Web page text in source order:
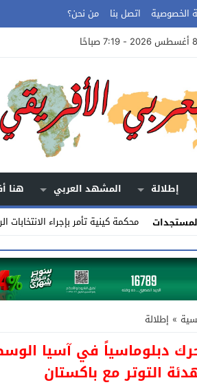
الخصوصية اتصل بنا
من نحن؟
إطلالة المشهد العربي هنا
محكمة كينية تأمر بإجراء الانتخابات
Stop
Previous
Next
» إطلالة
دبلوماسياً في آسيا
التوتر مع باكستان